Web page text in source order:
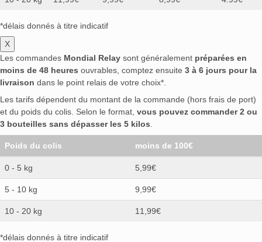
*délais donnés à titre indicatif
X
Les commandes Mondial Relay sont généralement préparées en
moins de 48 heures ouvrables, comptez ensuite 3 à 6 jours pour la
livraison dans le point relais de votre choix*.
Les tarifs dépendent du montant de la commande (hors frais de port)
et du poids du colis. Selon le format, vous pouvez commander 2 ou
3 bouteilles sans dépasser les 5 kilos
Poids du colis moins de 100€
0 - 5 kg 5,99€
5 - 10 kg 9,99€
10 - 20 kg 11,99€
*délais donnés à titre indicatif